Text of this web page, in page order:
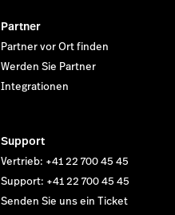
Partner
Partner vor Ort finden
Werden Sie Partner
Integrationen
Support
Vertrieb: +41 22 700 45 45
Support: +41 22 700 45 45
Senden Sie uns ein Ticket